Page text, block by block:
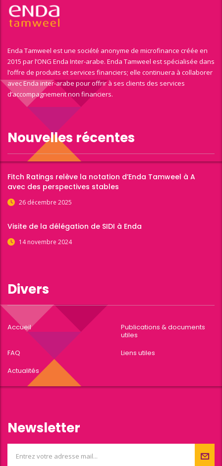
Enda Tamweel est une société anonyme de microfinance créée en
2015 par l’ONG Enda Inter-arabe. Enda Tamweel est spécialisée dans
l’offre de produits et services financiers; elle continuera à collaborer
avec Enda inter-arabe pour offrir à ses clients des services
d’accompagnement non financiers.
Nouvelles récentes
Fitch Ratings relève la notation d’Enda Tamweel à A
avec des perspectives stables
26 décembre 2025
Visite de la délégation de SIDI à Enda
14 novembre 2024
Divers
Accueil
Publications & documents
utiles
FAQ
Liens utiles
Actualités
Newsletter